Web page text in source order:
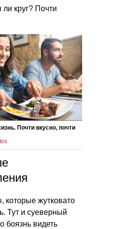
ли круг? Почти
Почти вкусно, почти
которые жутковато
Тут и суеверный
боязнь видеть